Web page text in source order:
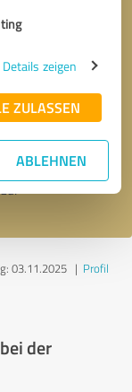
Details zeigen
ZULASSEN
ABLEHNEN
Angaben
03.11.2025| Profil
der